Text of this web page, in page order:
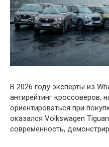
В 2026 году эксперты из
антирейтинг кроссоверов,
ориентироваться при
оказался Volkswagen
современность,